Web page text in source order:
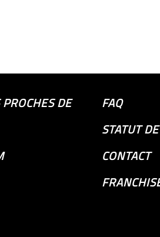
DE FAQ
STATUT
CONTACT